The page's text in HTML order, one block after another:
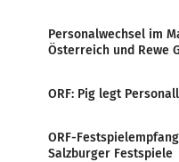
Personalwechsel im
Österreich und Rewe
ORF: Pig legt
ORF-
Salzburger Festspiele